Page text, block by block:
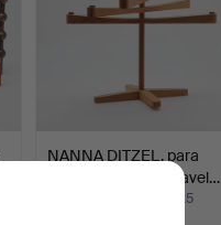
NANNA DITZEL. para
Kolds Savvärk, portavel…
Subastado 14 may 2025